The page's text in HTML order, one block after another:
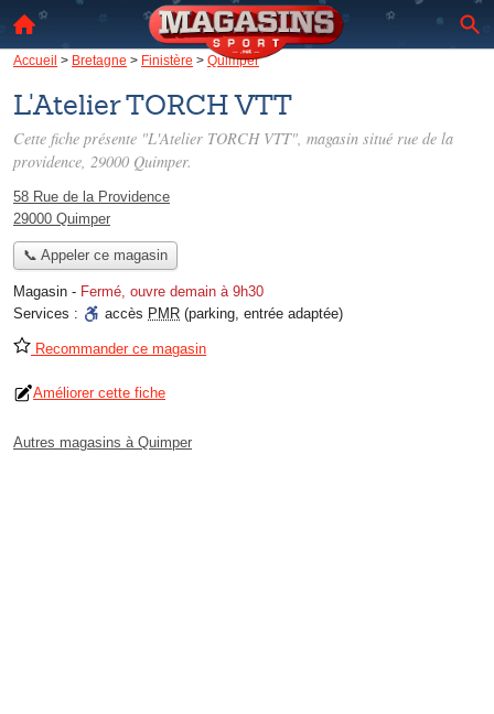
Accueil > Bretagne > Finistère > Quimper
L'Atelier TORCH VTT
Cette fiche présente "L'Atelier TORCH VTT", magasin situé rue de la
providence, 29000 Quimper.
58 Rue de la Providence
29000 Quimper
📞 Appeler ce magasin
Magasin - Fermé, ouvre demain à 9h30
Services :
accès PMR (parking, entrée adaptée)
Recommander ce magasin
Améliorer cette fiche
Autres magasins à Quimper